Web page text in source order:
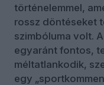
történelemmel,
rossz döntéseket
szimbóluma volt.
egyaránt fontos,
méltatlankodik,
egy